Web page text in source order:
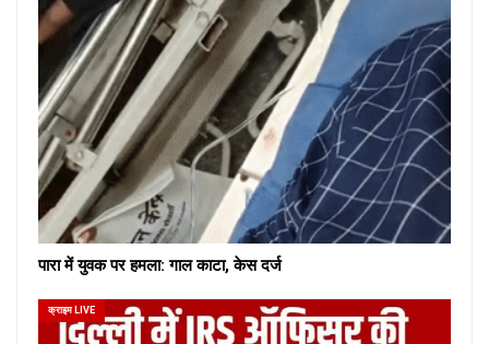
पारा में युवक पर हमला: गाल काटा, केस दर्ज
क्राइम LIVE